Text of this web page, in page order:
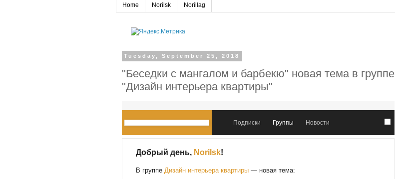
Home Norilsk Norillag
Tuesday, September 25, 2018
"Беседки с мангалом и барбекю" новая тема в группе
"Дизайн интерьера квартиры"
Подписки Группы Новости
Добрый день, Norilsk!
В группеДизайн интерьера квартиры — новая тема: